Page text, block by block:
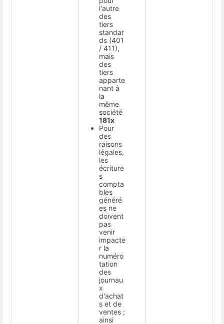
l'autre
des
tiers
standar
ds (401
/ 411),
mais
des
tiers
apparte
nant à
la
même
société
181x
Pour
des
raisons
légales,
les
écriture
s
compta
bles
généré
es ne
doivent
pas
venir
impacte
r la
numéro
tation
des
journau
x
d'achat
s et de
ventes ;
ainsi